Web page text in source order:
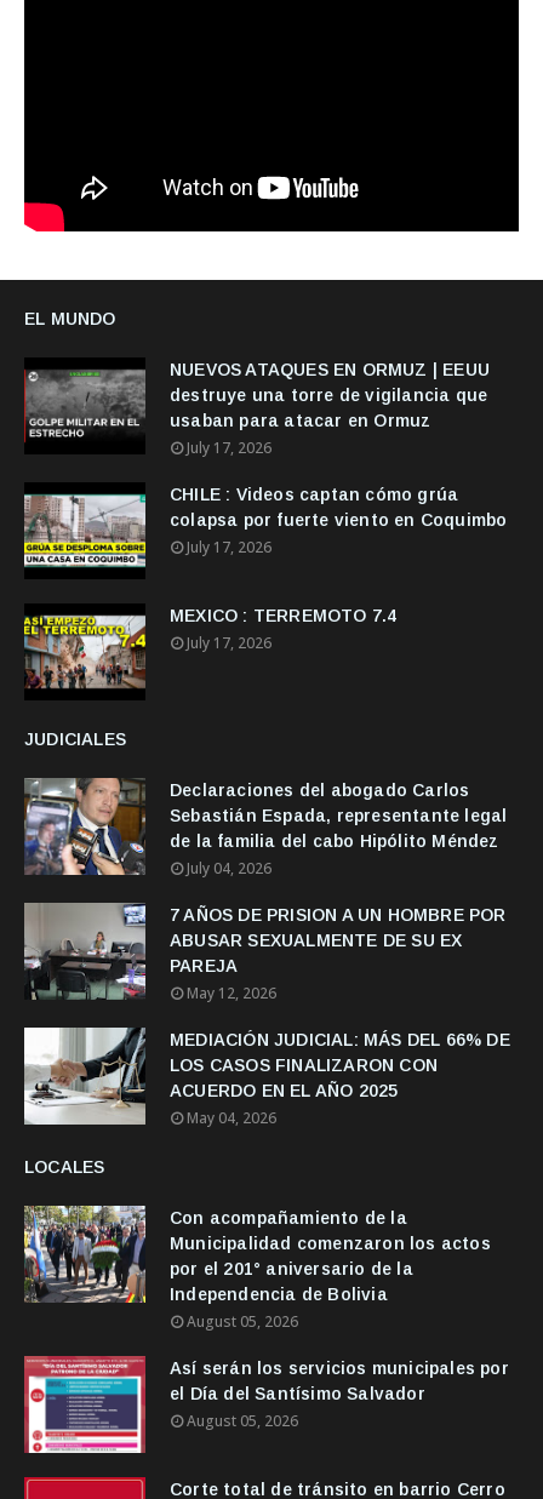
EL MUNDO
NUEVOS ATAQUES EN ORMUZ | EEUU
destruye una torre de vigilancia que
usaban para atacar en Ormuz
July 17, 2026
CHILE : Videos captan cómo grúa
colapsa por fuerte viento en Coquimbo
July 17, 2026
MEXICO : TERREMOTO 7.4
July 17, 2026
JUDICIALES
Declaraciones del abogado Carlos
Sebastián Espada, representante legal
de la familia del cabo Hipólito Méndez
July 04, 2026
7 AÑOS DE PRISION A UN HOMBRE POR
ABUSAR SEXUALMENTE DE SU EX
PAREJA
May 12, 2026
MEDIACIÓN JUDICIAL: MÁS DEL 66% DE
LOS CASOS FINALIZARON CON
ACUERDO EN EL AÑO 2025
May 04, 2026
LOCALES
Con acompañamiento de la
Municipalidad comenzaron los actos
por el 201° aniversario de la
Independencia de Bolivia
August 05, 2026
Así serán los servicios municipales por
el Día del Santísimo Salvador
August 05, 2026
Corte total de tránsito en barrio Cerro